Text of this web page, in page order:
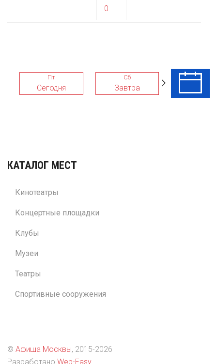
0
Пт
Сегодня
Сб
Завтра
Вс
КАТАЛОГ МЕСТ
Кинотеатры
Концертные площадки
Клубы
Музеи
Театры
Спортивные сооружения
© Афиша Москвы, 2015-2026
Разработано Web-Easy